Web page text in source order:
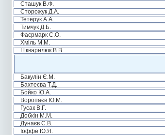
Сташук В.Ф.
Сторожук Д.А.
Тетерук А.А.
Тимчук Д.Б.
Фаєрмарк С.О.
Хміль М.М.
Шкварилюк В.В.
Бакулін Є.М.
Бахтеєва Т.Д.
Бойко Ю.А.
Воропаєв Ю.М.
Гусак В.Г.
Добкін М.М.
Дунаєв С.В.
Іоффе Ю.Я.